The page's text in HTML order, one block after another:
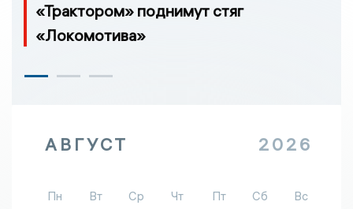
«Трактором» поднимут стяг
«Локомотива»
АВГУСТ 2026
Пн Вт Ср Чт Пт Сб
Вс